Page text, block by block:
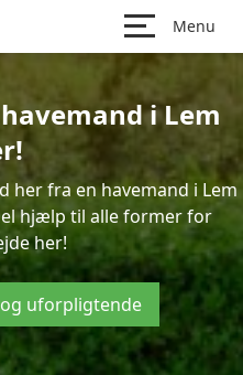
Menu
i Lem
fra en havemand i Lem
hjælp til alle former for
her!
uforpligtende